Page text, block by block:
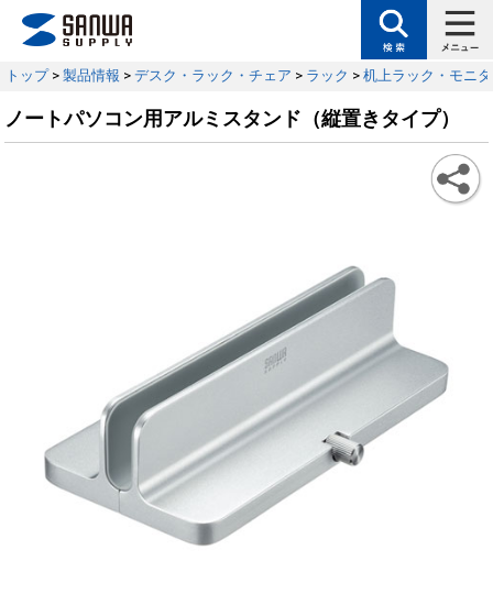
トップ> 製品情報 > デスク・ラック・チェア > ラック > 机上ラック・モニ
ノートパソコン用アルミスタンド（縦置きタイプ）